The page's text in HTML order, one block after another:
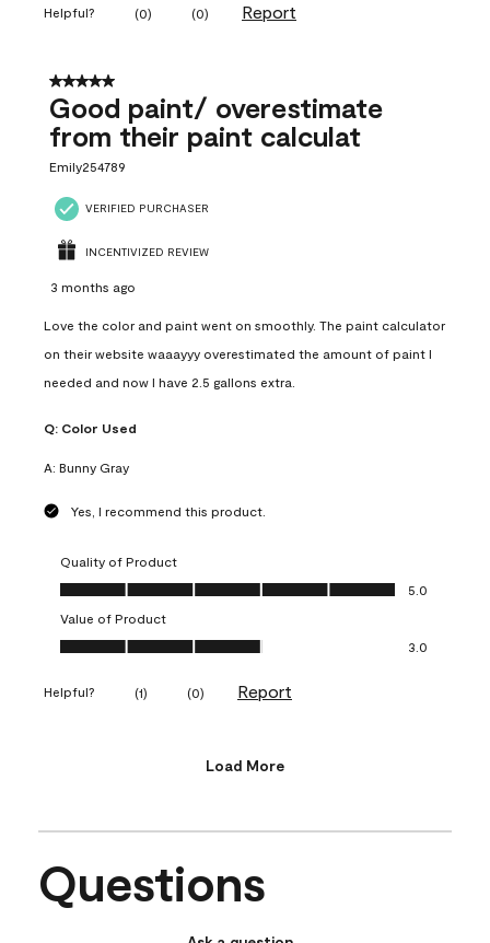
Helpful? (0) (0) Report
5 out of 5 stars.
Good paint/ overestimate
from their paint calculat
Emily254789
VERIFIED PURCHASER
INCENTIVIZED REVIEW
3 months ago
Love the color and paint went on smoothly. The paint calculator
on their website waaayyy overestimated the amount of paint I
needed and now I have 2.5 gallons extra.
Q: Color Used
A: Bunny Gray
Yes, I recommend this product.
Quality of Product
Quality of Product, 5.0 out of 5
5.0
Value of Product
Value of Product, 3.0 out of 5
3.0
Helpful? (1) (0) Report
Load More
Questions